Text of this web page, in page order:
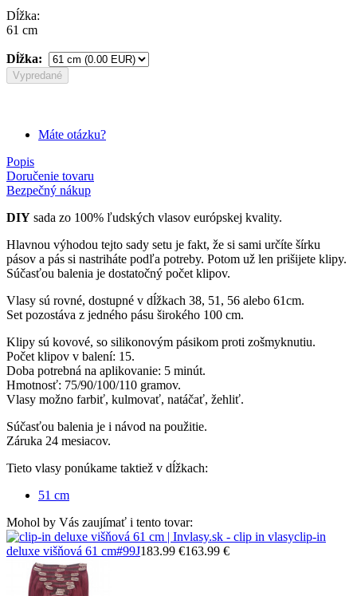
Dĺžka:
61 cm
Dĺžka:
Vypredané
Máte otázku?
Popis
Doručenie tovaru
Bezpečný nákup
DIY sada zo 100% ľudských vlasov európskej kvality.
Hlavnou výhodou tejto sady setu je fakt, že si sami určíte šírku
pásov a pás si nastriháte podľa potreby. Potom už len prišijete klipy.
Súčasťou balenia je dostatočný počet klipov.
Vlasy sú rovné, dostupné v dĺžkach 38, 51, 56 alebo 61cm.
Set pozostáva z jedného pásu širokého 100 cm.
Klipy sú kovové, so silikonovým pásikom proti zošmyknutiu.
Počet klipov v balení: 15.
Doba potrebná na aplikovanie: 5 minút.
Hmotnosť: 75/90/100/110 gramov.
Vlasy možno farbiť, kulmovať, natáčať, žehliť.
Súčasťou balenia je i návod na použitie.
Záruka 24 mesiacov.
Tieto vlasy ponúkame taktiež v dĺžkach:
51 cm
Mohol by Vás zaujímať i tento tovar:
clip-in
deluxe višňová 61 cm#99J183.99 €163.99 €